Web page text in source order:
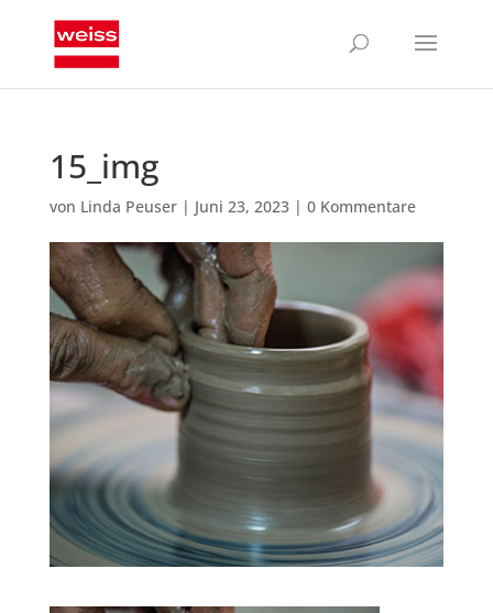
15_img
von Linda Peuser| Juni 23, 2023| 0 Kommentare